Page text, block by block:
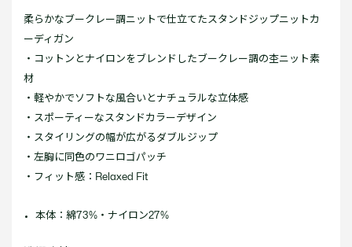
柔らかなブークレー調ニットで仕立てたスタンドジップニットカ
ーディガン
・コットンとナイロンをブレンドしたブークレー調の杢ニット素
材
・軽やかでソフトな風合いとナチュラルな立体感
・スポーティーなスタンドカラーデザイン
・スタイリングの幅が広がるダブルジップ
・左胸に同色のワニロゴパッチ
・フィット感：Relaxed Fit
本体：綿73%・ナイロン27%